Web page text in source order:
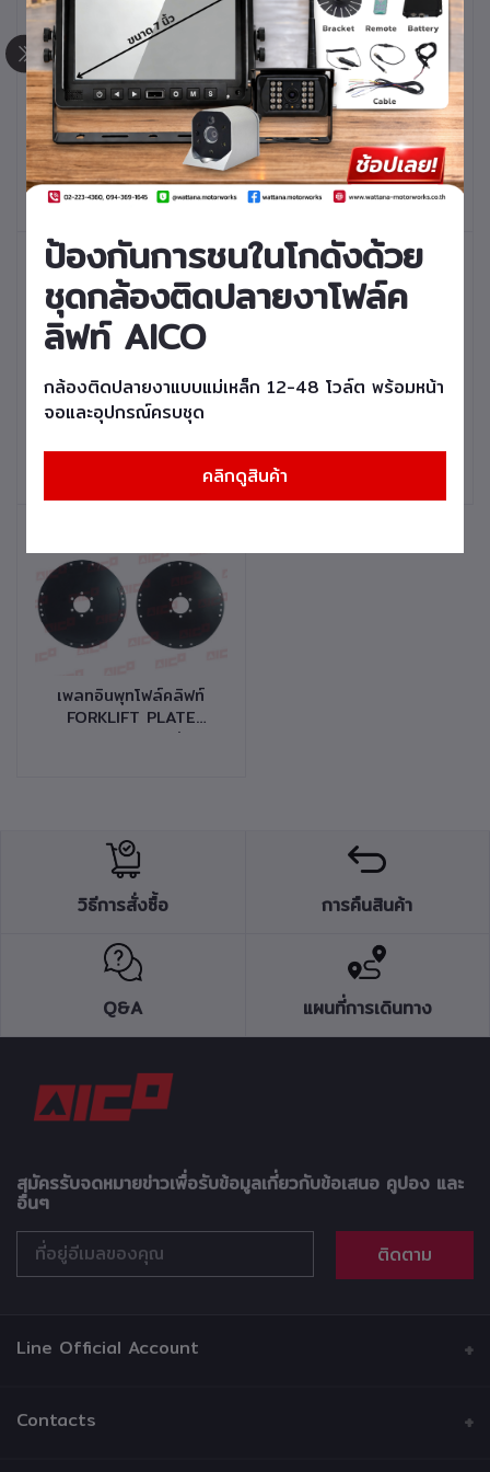
หยิบใส่ตะกร้า
เพลทอินพุทโฟล์คลิฟท์
FORKLIFT PLATE
CONVERTER รุ่น
4D94LE รหัสสินค้า
30502-K0014
หยิบใส่ตะกร้า
เพลทอินพุทโฟล์คลิฟท์
FORKLIFT PLATE
CONVERTER รุ่น
30502-F0164
หยิบใส่ตะกร้า
เพลทอินพุทโฟล์คลิฟท์
CONVERTER รุ่น FD40
T9 รหัสสินค้า 30502-
หยิบใส่ตะกร้า
เพลทอินพุทโฟล์คลิฟท์
FORKLIFT PLATE
CONVERTER รุ่น
วิธีการสั่งซื้อ การคืนสินค้า
Q&A แผนที่การเดินทาง
สมัครรับจดหมายข่าวเพื่อรับข้อมูลเกี่ยวกับข้อเสนอ คูปอง และ
อื่นๆ
ติดตาม
Line Official Account
Contacts
ป้องกันการชนในโกดังด้วย
ชุดกล้องติดปลายงาโฟล์ค
ลิฟท์ AICO
กล้องติดปลายงาแบบแม่เหล็ก 12-48 โวล์ต พร้อมหน้า
จอและอุปกรณ์ครบชุด
คลิกดูสินค้า